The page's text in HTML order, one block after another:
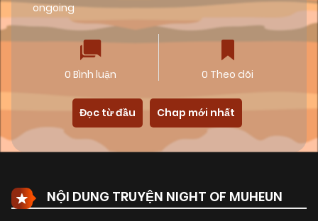
ongoing
0 Bình luận 0 Theo dõi
Đọc từ đầu Chap mới nhất
NỘI DUNG TRUYỆN NIGHT OF MUHEUN